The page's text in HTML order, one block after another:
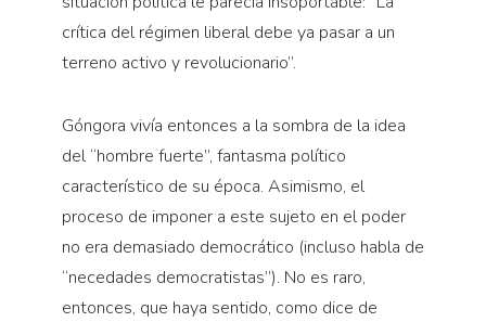
crítica del régimen liberal debe ya pasar a un
terreno activo y revolucionario”.
Góngora vivía entonces a la sombra de la idea
del “hombre fuerte”, fantasma político
característico de su época. Asimismo, el
proceso de imponer a este sujeto en el poder
no era demasiado democrático (incluso habla de
“necedades democratistas”). No es raro,
entonces, que haya sentido, como dice de